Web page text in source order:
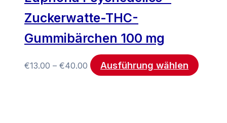
Zuckerwatte-THC-
Gummibärchen 100 mg
€13.00 – €40.00 Ausführung wählen